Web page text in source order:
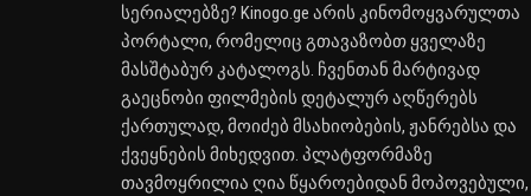
სერიალებზე? Kinogo.ge არის კინომოყვარულთა
პორტალი, რომელიც გთავაზობთ ყველაზე
მასშტაბურ კატალოგს. ჩვენთან მარტივად
გაეცნობი ფილმების დეტალურ აღწერებს
ქართულად, მოიძებ მსახიობების, ჟანრებსა და
ქვეყნების მიხედვით. პლატფორმაზე
თავმოყრილია ღია წყაროებიდან მოპოვებული,